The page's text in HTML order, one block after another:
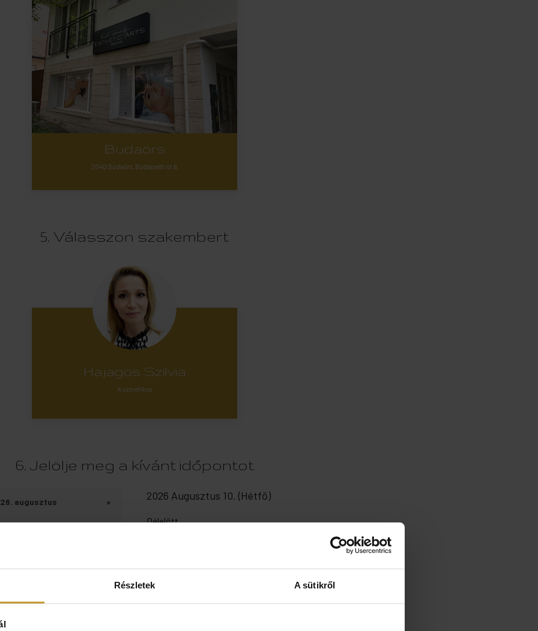
Részletek A sütikről
Budaörs
2040 Budaörs, Budapesti út 6.
5. Válasszon szakembert
Hajagos Szilvia
Kozmetikus
6. Jelölje meg a kívánt időpontot
augusztus » 2026 Augusztus 10. (Hétfő)
Délelőtt